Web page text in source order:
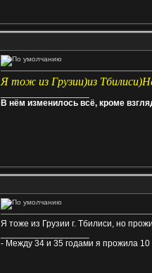
Я тож из Грузии)из
В нём изменилось всё, кроме
Я тоже из Грузии г. Тбилиси, но
- Между 34 и 35 годами я прожила 10